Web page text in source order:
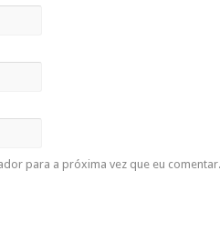
para a próxima vez que eu comentar.